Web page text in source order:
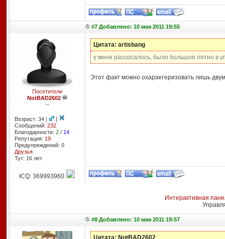
#7 Добавлено: 10 мая 2011 19:55
Посетители
NotBAD2602
--
Возраст: 34 |
|
Сообщений: 232
Благодарности: 2/ 14
Репутация: 19
Предупреждений: 0
Друзья
Тут: 16 лет
Цитата: artisbang
у меня рассосалось, было большое пятно в
Этот факт можно охарактеризовать лишь
ICQ: 369993960
Интерактивная
#8 Добавлено: 10 мая 2011 19:57
Цитата: NotBAD2602